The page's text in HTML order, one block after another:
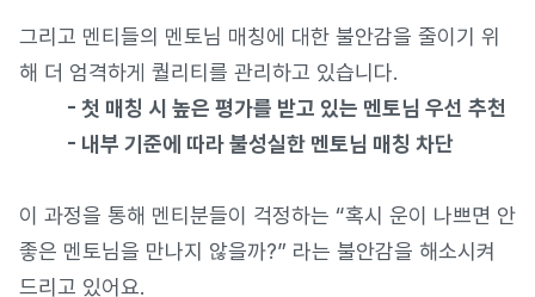
그리고 멘티들의 멘토님 매칭에 대한 불안감을 줄이기 위
해 더 엄격하게 퀄리티를 관리하고 있습니다.
- 첫 매칭 시 높은 평가를 받고 있는 멘토님 우선 추천
- 내부 기준에 따라 불성실한 멘토님 매칭 차단
이 과정을 통해 멘티분들이 걱정하는 “혹시 운이 나쁘면 안
좋은 멘토님을 만나지 않을까?” 라는 불안감을 해소시켜
드리고 있어요.